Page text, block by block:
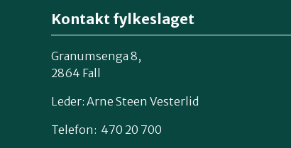
Kontakt fylkeslaget
Granumsenga 8,
2864 Fall
Leder: Arne Steen Vesterlid
Telefon: 470 20 700